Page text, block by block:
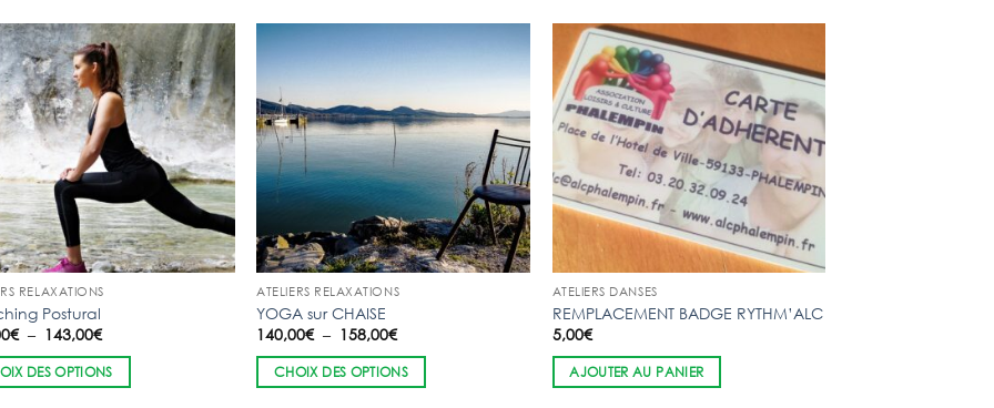
RELAXATIONS
Postural
€ – 143,00€Plage
prix :
125,00€
à
DES OPTIONS
ATELIERS RELAXATIONS
YOGA sur CHAISE
140,00€ – 158,00€Plage
prix :
140,00€
à
CHOIX DES OPTIONS
ATELIERS DANSES
REMPLACEMENT BADGE RYTHM’ALC
5,00€
AJOUTER AU PANIER